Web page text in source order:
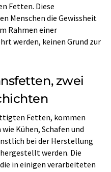
Fetten. Diese
Menschen die Gewissheit
Rahmen einer
werden, keinen Grund zur
zwei
Fetten, kommen
Kühen, Schafen und
bei der Herstellung
werden. Die
in einigen verarbeiteten